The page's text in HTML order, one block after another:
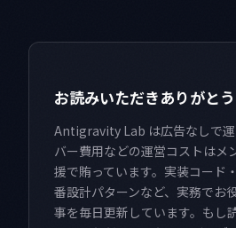
お読みいただきありがと
Antigravity Lab は広告なしで運
バー費用などの運営コストはメ
援で賄っています。実装コード
番設計パターンなど、実務でお
事を毎日更新しています。もし